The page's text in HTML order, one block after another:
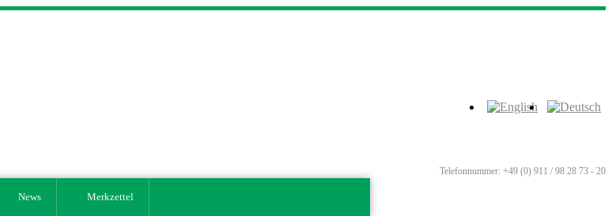
Telefonnummer: +49 (0) 911 / 98 28 73 - 20
News Merkzettel